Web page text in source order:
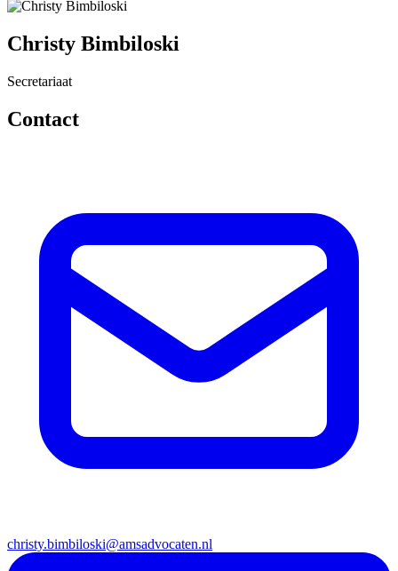
Christy Bimbiloski
Secretariaat
Contact
christy.bimbiloski@amsadvocaten.nl